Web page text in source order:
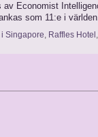
Economist
som 11:e i
Singapore, Raffles Hotel ,